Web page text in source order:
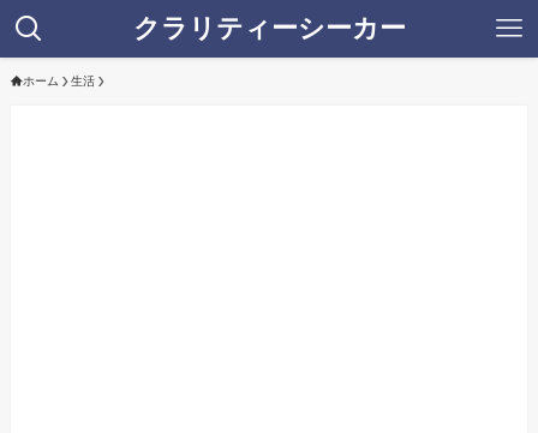
クラリティーシーカー
ホーム 生活